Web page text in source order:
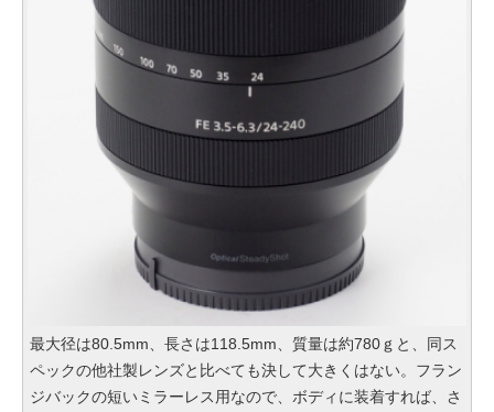
最大径は80.5mm、長さは118.5mm、質量は約780ｇと、同ス
ペックの他社製レンズと比べても決して大きくはない。フラン
ジバックの短いミラーレス用なので、ボディに装着すれば、さ